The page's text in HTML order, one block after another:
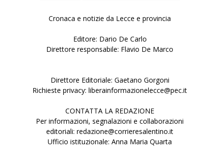
Cronaca e notizie da Lecce e provincia
Editore: Dario De Carlo
Direttore responsabile: Flavio De Marco
Direttore Editoriale: Gaetano Gorgoni
Richieste privacy: liberainformazionelecce@pec.it
CONTATTA LA REDAZIONE
Per informazioni, segnalazioni e collaborazioni
editoriali: redazione@corrieresalentino.it
Ufficio istituzionale: Anna Maria Quarta